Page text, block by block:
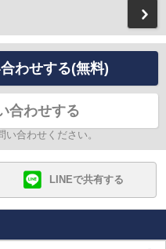
わせする(無料)
合わせする
合わせください。
LINEで共有する